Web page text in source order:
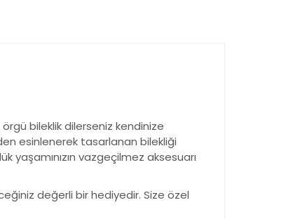
bileklik dilerseniz kendinize
esinlenerek tasarlanan bilekliği
yaşamınızın vazgeçilmez aksesuarı
değerli bir hediyedir. Size özel